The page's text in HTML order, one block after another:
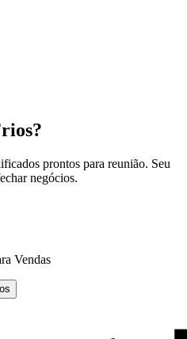
prontos para reunião. Seu
negócios.
Vendas